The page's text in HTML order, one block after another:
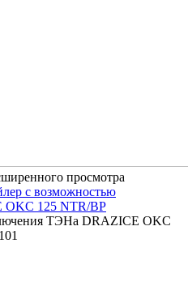
просмотра
ТЭНа DRAZICE OKC